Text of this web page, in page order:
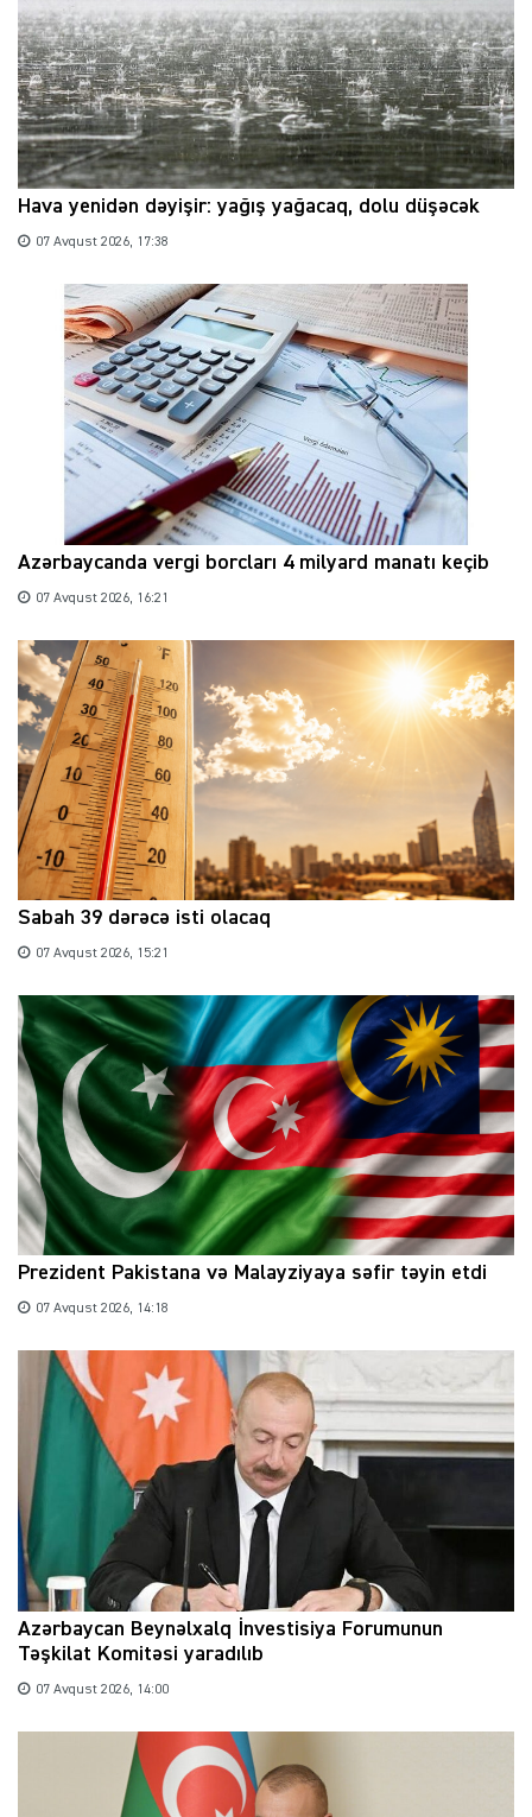
Hava yenidən dəyişir: yağış yağacaq, dolu düşəcək
07 Avqust 2026, 17:38
Azərbaycanda vergi borcları 4 milyard manatı keçib
07 Avqust 2026, 16:21
Sabah 39 dərəcə isti olacaq
07 Avqust 2026, 15:21
Prezident Pakistana və Malayziyaya səfir təyin etdi
07 Avqust 2026, 14:18
Azərbaycan Beynəlxalq İnvestisiya Forumunun
Təşkilat Komitəsi yaradılıb
07 Avqust 2026, 14:00